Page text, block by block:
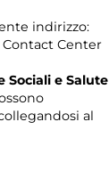
indirizzo:
Contact Center
Sociali e Salute
al